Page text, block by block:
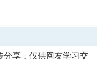
分享，仅供网友学习交